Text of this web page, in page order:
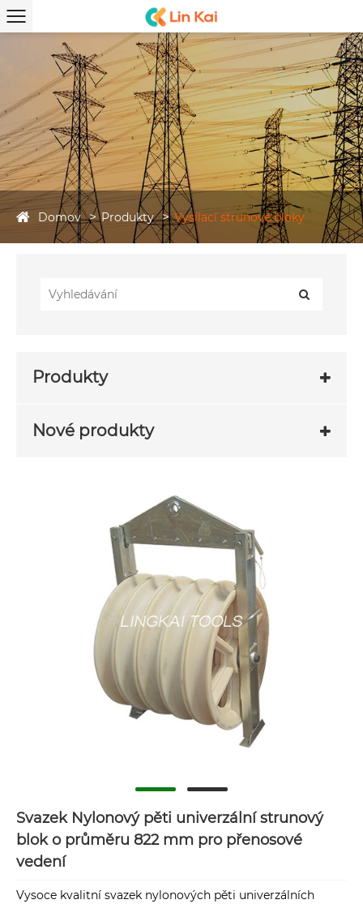
Domov Produkty Vysílací strunové bloky
Produkty
Nové produkty
Svazek Nylonový pěti univerzální strunový
blok o průměru 822 mm pro přenosové
vedení
Vysoce kvalitní svazek nylonových pěti univerzálních